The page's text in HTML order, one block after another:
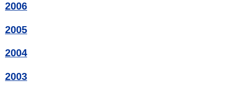
2006
2005
2004
2003